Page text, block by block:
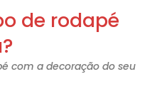
de rodapé
com a decoração do seu